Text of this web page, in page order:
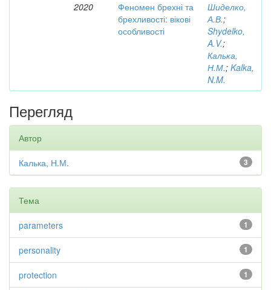
2020
Феномен брехні та
брехливості: вікові
особливості
Шиделко,
А.В.;
Shydelko,
A.V.;
Калька,
Н.М.; Kalka,
N.M.
Перегляд
Автор
3
Калька, Н.М.
Тема
1
parameters
1
personality
1
protection